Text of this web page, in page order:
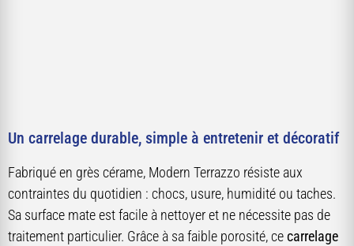
Un carrelage durable, simple à entretenir et décoratif
Fabriqué en grès cérame, Modern Terrazzo résiste aux
contraintes du quotidien : chocs, usure, humidité ou taches.
Sa surface mate est facile à nettoyer et ne nécessite pas de
traitement particulier. Grâce à sa faible porosité, cecarrelage